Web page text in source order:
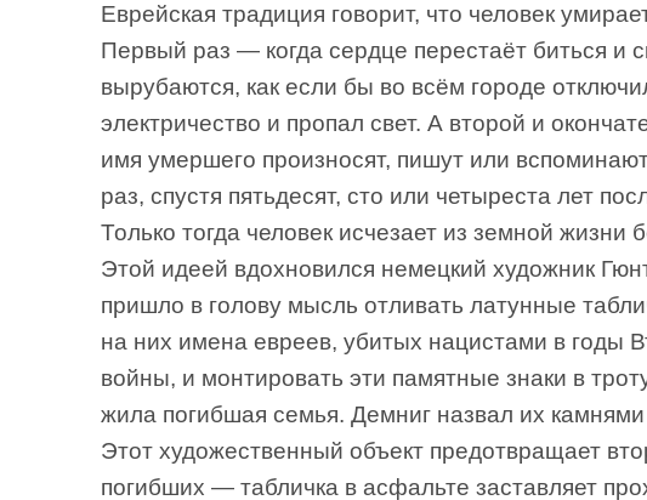
Еврейская традиция говорит, что человек
Первый раз — когда сердце перестаёт биться и
вырубаются, как если бы во всём городе
электричество и пропал свет. А второй и
имя умершего произносят, пишут или
раз, спустя пятьдесят, сто или четыреста лет
Только тогда человек исчезает из земной жизни
Этой идеей вдохновился немецкий художник
пришло в голову мысль отливать латунные
на них имена евреев, убитых нацистами в годы
войны, и монтировать эти памятные знаки в
жила погибшая семья. Демниг назвал их камнями
Этот художественный объект предотвращает
погибших — табличка в асфальте заставляет